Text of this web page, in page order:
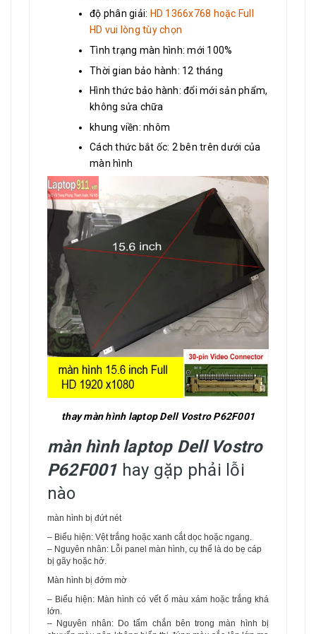
độ phân giải: HD 1366x768 hoặc Full
HD vui lòng tùy chọn
Tình trạng màn hình: mới 100%
Thời gian bảo hành: 12 tháng
Hình thức bảo hành: đổi mới sản phẩm,
không sửa chữa
khung viền: nhôm
Cách thức bắt ốc: 2 bên trên dưới của
màn hình
thay màn hình laptop Dell Vostro P62F001
màn hình laptop Dell Vostro
P62F001 hay gặp phải lỗi
nào
màn hình bị đứt nét
– Biểu hiện: Vệt trắng hoặc xanh cắt dọc hoặc ngang.
– Nguyên nhân: Lỗi panel màn hình, cụ thể là do bẹ cáp
bị gãy hoặc hở.
Màn hình bị đớm mờ
– Biểu hiện: Màn hình có vết ố màu xám hoặc trắng khá
lớn.
– Nguyên nhân: Do tấm chắn bên trong màn hình bị